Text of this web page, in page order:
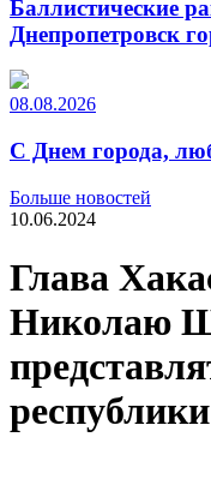
Баллистические
Днепропетровск
08.08.2026
С Днем города,
Больше новостей
10.06.2024
Глава
Николаю